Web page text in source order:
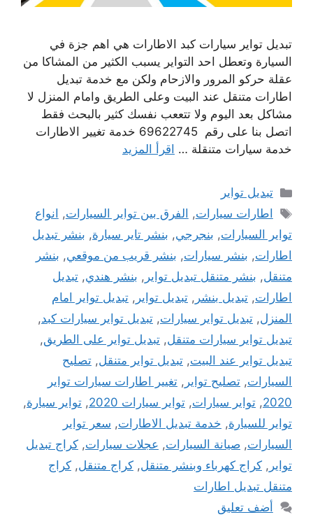
تبديل تواير سيارات كبد الاطارات هي اهم جزة في
السيارة وتعطل احد التواير يسبب الكثير من المشاكا من
عقلة حركو المرور والازحام ولكن مع خدمة تبديل
اطارات متنقل عند البيت وعلى الطريق وامام المنزل لا
مشاكل بعد اليوم ولا تتععب نفسك كثير بالبحث فقط
اتصل بنا على رقم 69622745 خدمة تغيير الاطارات
خدمة سيارات متنقلة … اقرأ المزيد
التصنيفات
تبديل تواير
الوسوم
اطارات سيارات, الفرق بين تواير السيارات, انواع
تواير السيارات, بنجرجي, بنشر تاير سيارة, بنشر تبديل
اطارات, بنشر سيارات, بنشر قريب من موقعي, بنشر
متنقل, بنشر متنقل تبديل تواير , بنشر هندي, تبديل
اطارات, تبديل بنشر , تبديل تواير , تبديل تواير امام
المنزل, تبديل تواير سيارات, تبديل تواير سيارات كبد,
تبديل تواير سيارات متنقل, تبديل تواير على الطريق,
تبديل تواير عند البيت, تبديل تواير متنقل, تصليح
السيارات, تصليح تواير , تغيير اطارات سيارات تواير
2020
, تواير سيارات, تواير سيارات 2020 , تواير سيارة,
تواير للسيارة, خدمة تبديل الاطارات, سعر تواير
السيارات, صيانة السيارات, عجلات سيارات, كراج تبديل
تواير , كراج كهرباء وبنشر متنقل, كراج متنقل, كراج
متنقل تبديل اطارات
أضف تعليق